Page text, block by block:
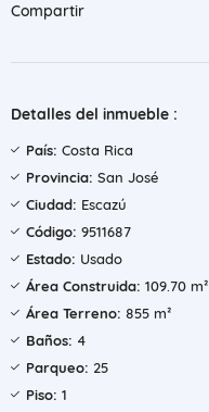
Compartir
Detalles del inmueble :
País: Costa Rica
Provincia: San José
Ciudad: Escazú
Código: 9511687
Estado: Usado
Área Construida: 109.70 m²
Área Terreno: 855 m²
Baños: 4
Parqueo: 25
Piso: 1